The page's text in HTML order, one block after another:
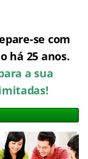
se com
há 25 anos.
a sua